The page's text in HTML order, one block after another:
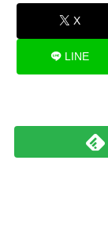
X
LINE